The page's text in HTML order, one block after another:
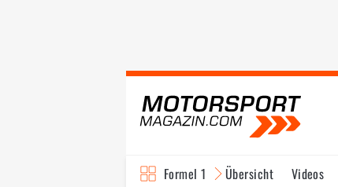
Formel 1 Übersicht Videos